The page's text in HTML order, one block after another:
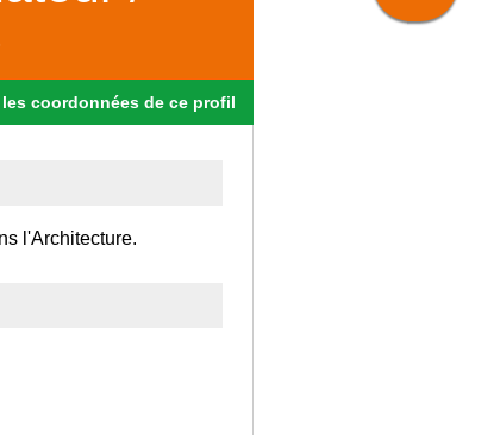
les coordonnées de ce profil
l'Architecture.